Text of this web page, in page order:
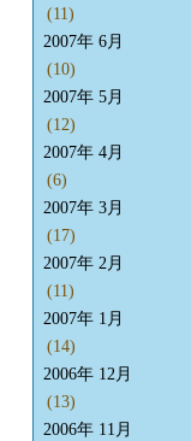
(11)
2007年 6月
(10)
2007年 5月
(12)
2007年 4月
(6)
2007年 3月
(17)
2007年 2月
(11)
2007年 1月
(14)
2006年 12月
(13)
2006年 11月